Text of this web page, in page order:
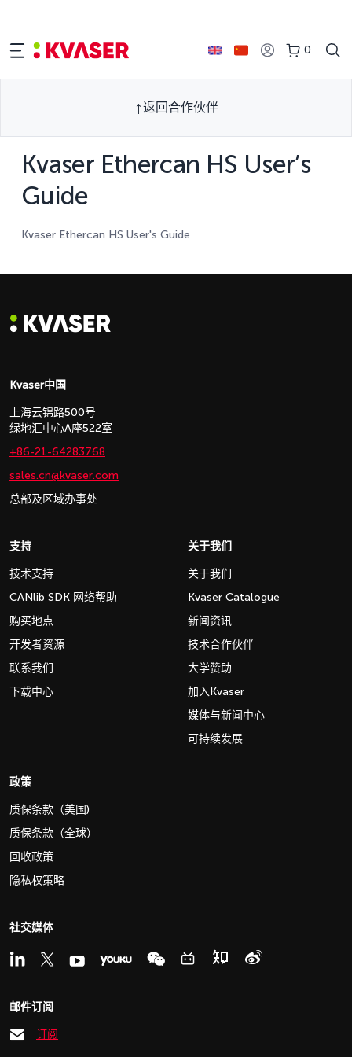
0
返回合作伙伴
Kvaser Ethercan HS User’s
Guide
Kvaser Ethercan HS User's Guide
Kvaser中国
上海云锦路500号
绿地汇中心A座522室
+86-21-64283768
sales.cn@kvaser.com
总部及区域办事处
支持
技术支持
CANlib SDK 网络帮助
购买地点
开发者资源
联系我们
下载中心
关于我们
关于我们
Kvaser Catalogue
新闻资讯
技术合作伙伴
大学赞助
加入Kvaser
媒体与新闻中心
可持续发展
政策
质保条款（美国)
质保条款（全球）
回收政策
隐私权策略
社交媒体
邮件订阅
订阅